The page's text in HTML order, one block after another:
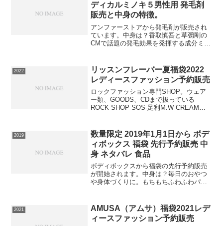
ディカルミノキ５男性用 発毛剤
販売と中身の特徴。
アンファーストアから発毛剤が販売され
ています。中身は？香取慎吾と草彅剛の
CMで話題の発毛効果を発揮する成分ミノ
配合した男性の壮年性脱毛症における発
毛剤。●キャップを...
2022
リッスンフレーバー夏福袋2022
レディースファッション予約販売
ロックファッション専門SHOP。ウェア
ー類、GOODS、CDまで扱っている
ROCK SHOP SOS-足利M.W CREAM
アTシャツ(肩幅52cn/身幅59cm...
2019
数量限定 2019年1月1日から ボデ
ィボックス 福袋 先行予約販売 中
身 ネタバレ 食品
ボディボックスから福袋の先行予約販売
が開始されます。中身は？毎日のおやつ
や身体づくりに。もちもちふわふわパン
パンケーキ」は、美味しく、簡単に作れ
るパンケーキミックスです...
2021
AMUSA（アムサ）福袋2021レデ
ィースファッション予約販売